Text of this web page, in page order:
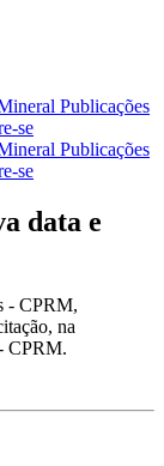
Publicações
se
Publicações
se
data e
- CPRM,
na
CPRM.